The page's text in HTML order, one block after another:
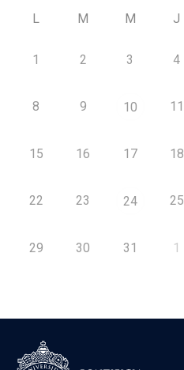
L M M J
1 2 3 4
8 9 10 11
15 16 17 18
22 23 24 25
29 30 31 1